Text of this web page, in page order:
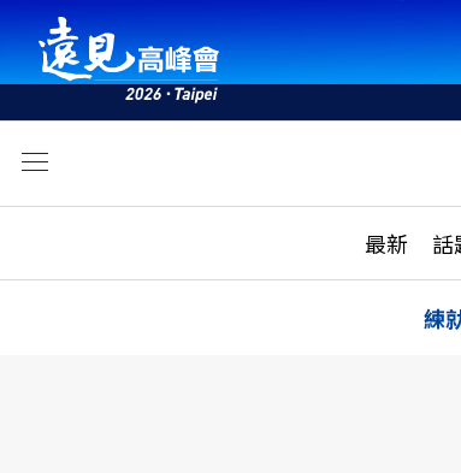
最新 話
活動
練